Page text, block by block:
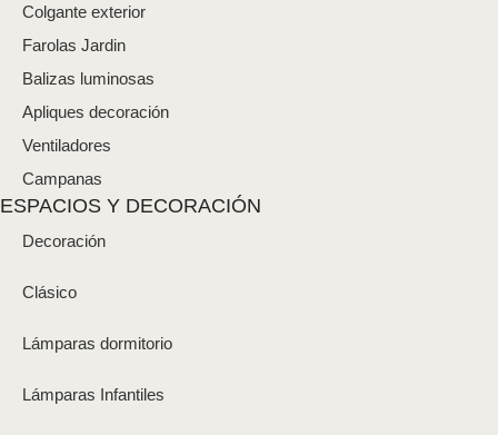
Colgante exterior
Farolas Jardin
Balizas luminosas
Apliques decoración
Ventiladores
Campanas
ESPACIOS Y DECORACIÓN
Decoración
Clásico
Lámparas dormitorio
Lámparas Infantiles